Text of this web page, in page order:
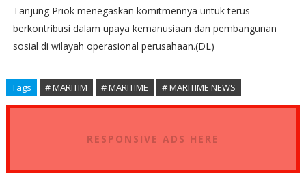
Tanjung Priok menegaskan komitmennya untuk terus
berkontribusi dalam upaya kemanusiaan dan pembangunan
sosial di wilayah operasional perusahaan.(DL)
Tags # MARITIM # MARITIME # MARITIME NEWS
RESPONSIVE ADS HERE